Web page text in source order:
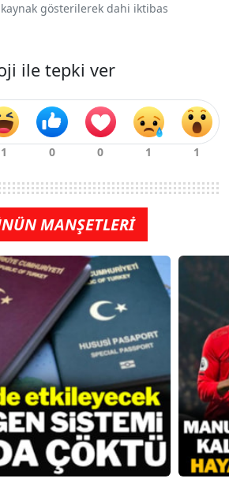
gösterilerek dahi iktibas
ile tepki ver
MANŞETLERİ